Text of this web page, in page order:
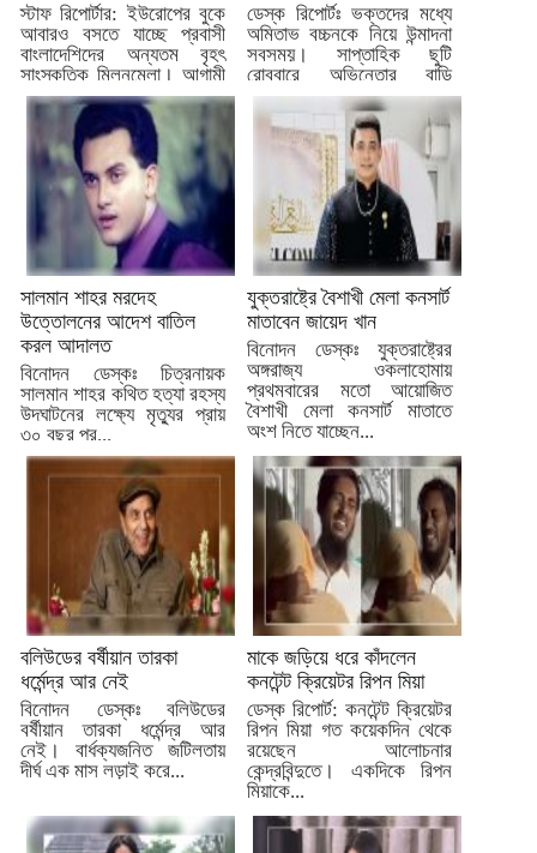
স্টাফ রিপোর্টার: ইউরোপের বুকে
আবারও বসতে যাচ্ছে প্রবাসী
বাংলাদেশিদের অন্যতম বৃহৎ
সাংস্কৃতিক মিলনমেলা। আগামী
২...
ডেস্ক রিপোর্টঃ ভক্তদের মধ্যে
অমিতাভ বচ্চনকে নিয়ে উন্মাদনা
সবসময়। সাপ্তাহিক ছুটি
রোববারে অভিনেতার বাড়ি
জলসার...
সালমান শাহর মরদেহ
উত্তোলনের আদেশ বাতিল
করল আদালত
বিনোদন ডেস্কঃ চিত্রনায়ক
সালমান শাহর কথিত হত্যা রহস্য
উদঘাটনের লক্ষ্যে মৃত্যুর প্রায়
৩০ বছর পর...
যুক্তরাষ্ট্রে বৈশাখী মেলা কনসার্ট
মাতাবেন জায়েদ খান
বিনোদন ডেস্কঃ যুক্তরাষ্ট্রের
অঙ্গরাজ্য ওকলাহোমায়
প্রথমবারের মতো আয়োজিত
বৈশাখী মেলা কনসার্ট মাতাতে
অংশ নিতে যাচ্ছেন...
বলিউডের বর্ষীয়ান তারকা
ধর্মেন্দ্র আর নেই
বিনোদন ডেস্কঃ বলিউডের
বর্ষীয়ান তারকা ধর্মেন্দ্র আর
নেই। বার্ধক্যজনিত জটিলতায়
দীর্ঘ এক মাস লড়াই করে...
মাকে জড়িয়ে ধরে কাঁদলেন
কনটেন্ট ক্রিয়েটর রিপন মিয়া
ডেস্ক রিপোর্ট: কনটেন্ট ক্রিয়েটর
রিপন মিয়া গত কয়েকদিন থেকে
রয়েছেন আলোচনার
কেন্দ্রবিন্দুতে। একদিকে রিপন
মিয়াকে...